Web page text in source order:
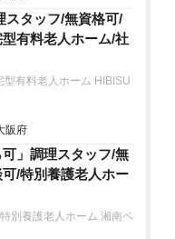
スタッフ/無資格可/
有料老人ホーム/社
有料老人ホーム HIBISU
阪府
可」調理スタッフ/無
/特別養護老人ホー
別養護老人ホーム 湘南ベ